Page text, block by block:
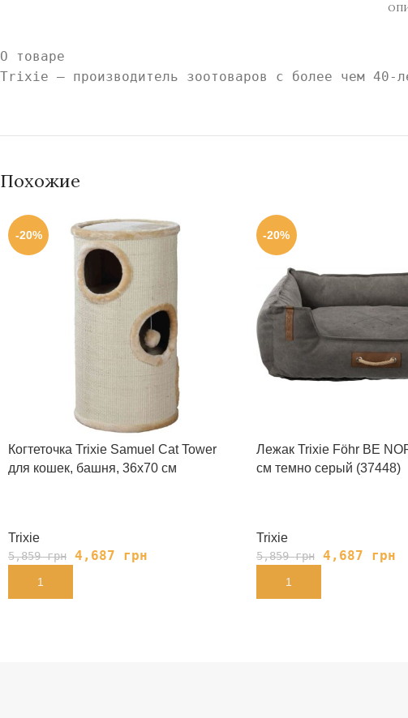
О товаре
Trixie — производитель зоотоваров с более чем 40-
Похожие
-20%
Когтеточка Trixie Samuel Cat Tower
для кошек, башня, 36х70 см
Trixie
5,859грн 4,687 грн
В КОРЗИНУ
-20%
Лежак Trixie Föhr BE
cм темно серый (37448)
Trixie
5,859грн 4,687 грн
В КОРЗИНУ